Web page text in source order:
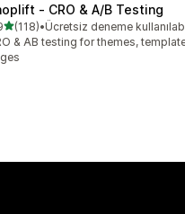
‑ CRO & A/B Testing
5 yıldız üzerinden
(118)
118 değerlendirme
•Ücretsiz deneme
& AB testing for themes,